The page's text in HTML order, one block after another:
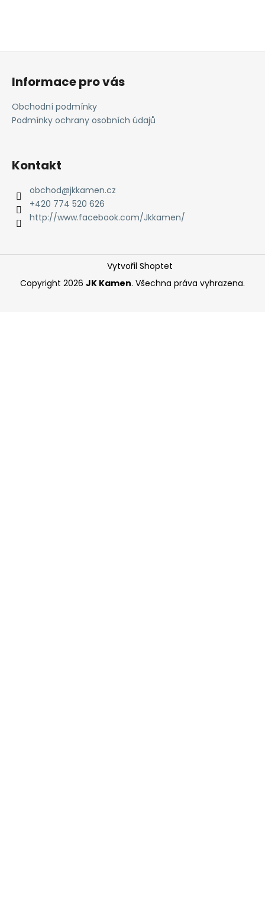
Z
Informace pro vás
Obchodní podmínky
Podmínky ochrany osobních údajů
Kontakt
obchod@jkkamen.cz
+420 774 520 626
http://www.facebook.com/Jkkamen/
Vytvořil Shoptet
Copyright 2026 JK Kamen. Všechna práva vyhrazena.